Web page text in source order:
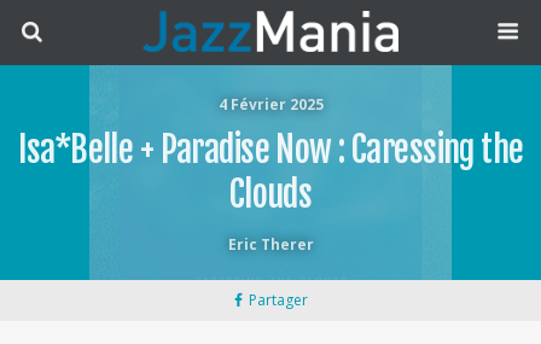
4 Février 2025
Isa*Belle + Paradise Now : Caressing the
Clouds
Eric Therer
Partager